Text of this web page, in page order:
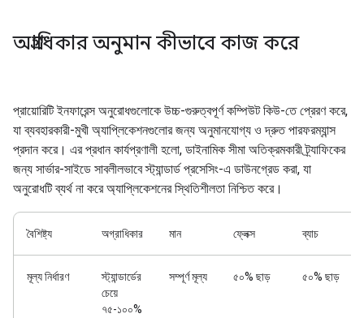
অগ্রাধিকার অনুমান কীভাবে কাজ করে
প্রায়োরিটি ইনফারেন্স অনুরোধগুলোকে উচ্চ-গুরুত্বপূর্ণ কম্পিউট কিউ-তে প্রেরণ করে,
যা ব্যবহারকারী-মুখী অ্যাপ্লিকেশনগুলোর জন্য অনুমানযোগ্য ও দ্রুত পারফরম্যান্স
প্রদান করে। এর প্রধান কার্যপ্রণালী হলো, ডাইনামিক সীমা অতিক্রমকারী ট্র্যাফিকের
জন্য সার্ভার-সাইডে সাবলীলভাবে স্ট্যান্ডার্ড প্রসেসিং-এ ডাউনগ্রেড করা, যা
অনুরোধটি ব্যর্থ না করে অ্যাপ্লিকেশনের স্থিতিশীলতা নিশ্চিত করে।
বৈশিষ্ট্য অগ্রাধিকার মান ফ্লেক্স ব্যাচ
মূল্য নির্ধারণ
স্ট্যান্ডার্ডের
চেয়ে
৭৫-১০০%
সম্পূর্ণ মূল্য ৫০% ছাড় ৫০% ছাড়